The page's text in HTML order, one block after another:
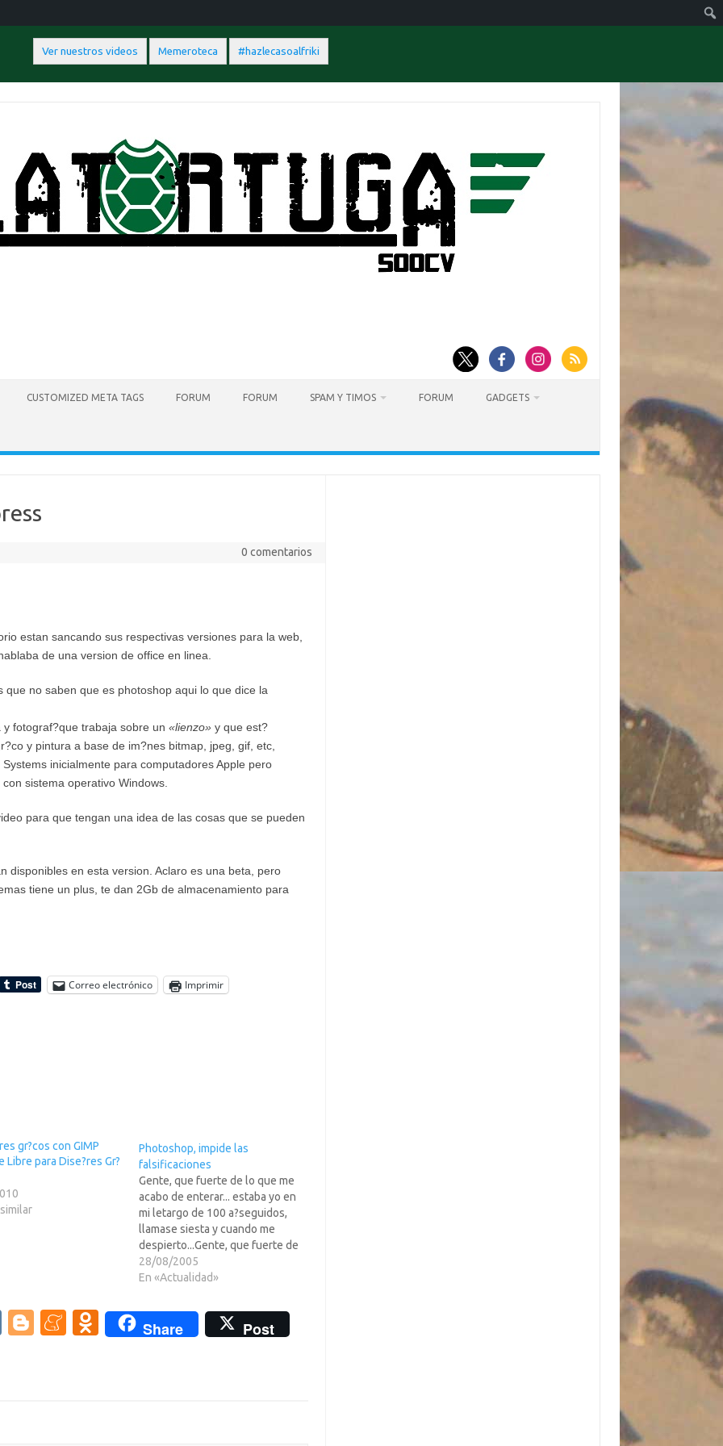
Ver nuestros videos Memeroteca #hazlecasoalfriki
CUSTOMIZED META TAGS FORUM FORUM SPAM Y TIMOS FORUM GADGETS
0 comentarios
estan sancando sus respectivas versiones para la web,
de una version de office en linea.
no saben que es photoshop aqui lo que dice la
fotograf?que trabaja sobre un «lienzo»y que est?
y pintura a base de im?nes bitmap, jpeg gif, etc,
Systemsinicialmente para computadores Apple pero
con sistema operativo Windows.
para que tengan una idea de las cosas que se pueden
disponibles en esta version. Aclaro es una beta, pero
tiene un plus, te dan 2Gb de almacenamiento para
Correo electrónico Imprimir
Libre para Dise?res Gr?
Photoshop, impide las
falsificaciones
Gente, que fuerte de lo que me
acabo de enterar... estaba yo en
mi letargo de 100 a?seguidos,
llamase siesta y cuando me
despierto...Gente, que fuerte de
lo que me acabo de enterar...
estaba yo en mi letargo de 100
cuando me despierto...... me
entero que…
28/08/2005
En «Actualidad»
V
Bl
M O
Share
Post